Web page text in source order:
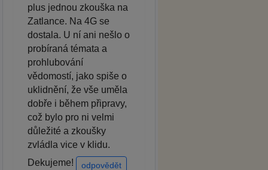
plus jednou zkouška na
Zatlance. Na 4G se
dostala. U ní ani nešlo o
probíraná témata a
prohlubování
vědomostí, jako spiše o
uklidnění, že vše uměla
dobře i během připravy,
což bylo pro ni velmi
důležité a zkoušky
zvládla vice v klidu.
Dekujeme!
odpovědět